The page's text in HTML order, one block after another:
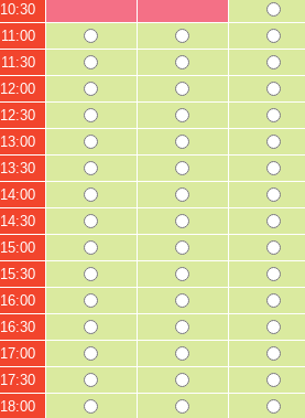
10:30
11:00
11:30
12:00
12:30
13:00
13:30
14:00
14:30
15:00
15:30
16:00
16:30
17:00
17:30
18:00